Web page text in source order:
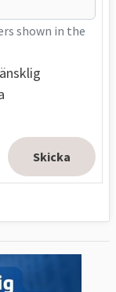
shown in the